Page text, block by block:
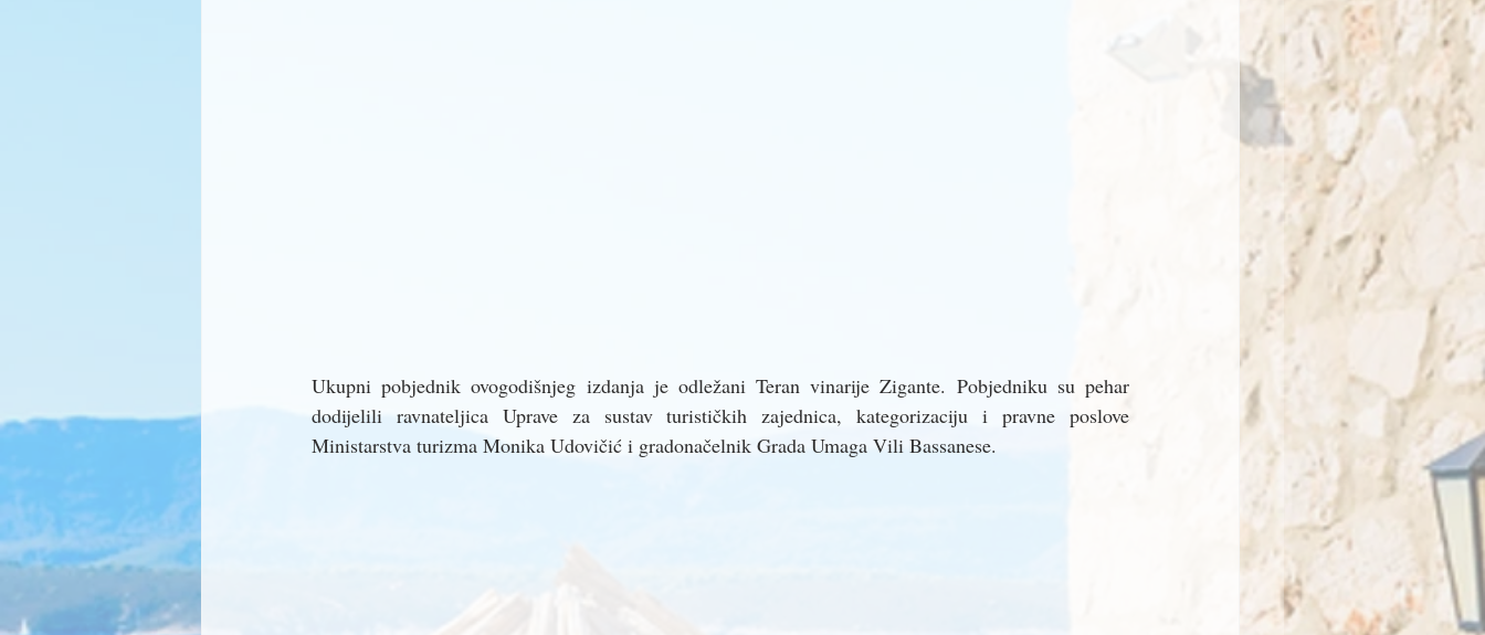
Ukupni pobjednik ovogodišnjeg izdanja je odležani Teran vinarije Zigante. Pobjedniku su pehar
dodijelili ravnateljica Uprave za sustav turističkih zajednica, kategorizaciju i pravne poslove
Ministarstva turizma Monika Udovičić i gradonačelnik Grada Umaga Vili Bassanese.